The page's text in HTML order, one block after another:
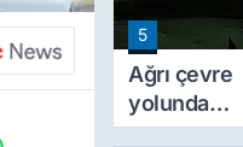
Yapılaşma
Şartları
5
Ağrı çevre
yolunda
korkutan